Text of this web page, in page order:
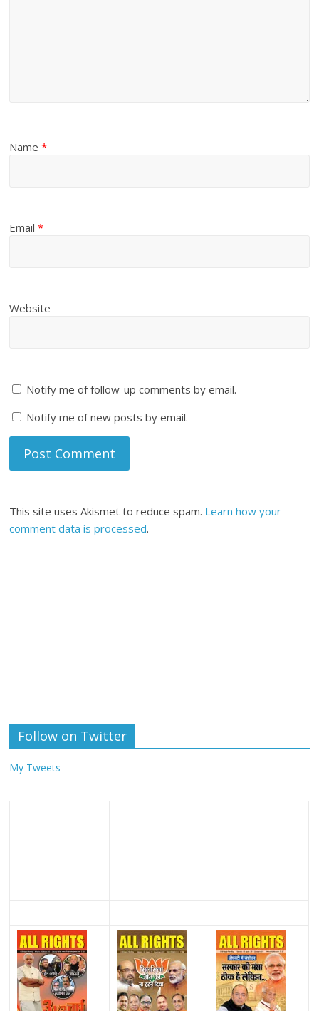
Name*
Email*
Website
Notify me of follow-up comments by email.
Notify me of new posts by email.
This site uses Akismet to reduce spam. Learn how your
comment data is processed.
Follow on Twitter
My Tweets